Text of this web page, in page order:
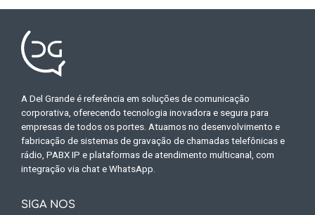
A Del Grande é referência em soluções de comunicação
corporativa, oferecendo tecnologia inovadora e segura para
empresas de todos os portes. Atuamos no desenvolvimento e
fabricação de sistemas de gravação de chamadas telefônicas e
rádio, PABX IP e plataformas de atendimento multicanal, com
integração via chat e WhatsApp.
SIGA NOS